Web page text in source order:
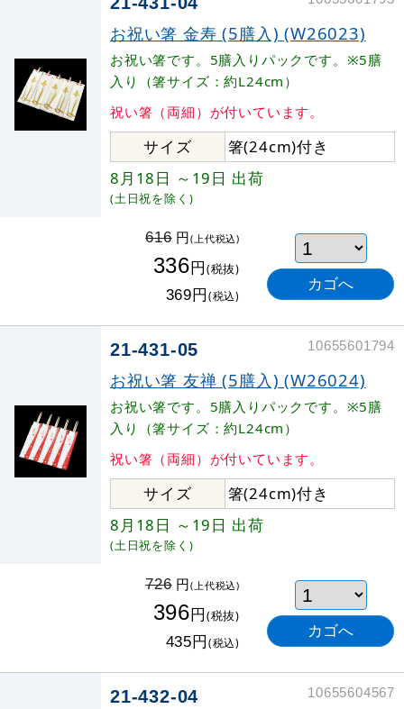
お祝い箸 金寿 (5膳入) (W26023)
お祝い箸です。5膳入りパックです。※5膳
入り（箸サイズ：約L24cm）
祝い箸（両細）が付いています。
サイズ
箸(24cm)付き
8月18日 ～19日 出荷
(土日祝を除く)
616円(上代税込)
336円(税抜)
369円(税込)
21-431-05 10655601794
お祝い箸 友禅 (5膳入) (W26024)
お祝い箸です。5膳入りパックです。※5膳
入り（箸サイズ：約L24cm）
祝い箸（両細）が付いています。
サイズ
箸(24cm)付き
8月18日 ～19日 出荷
(土日祝を除く)
726円(上代税込)
396円(税抜)
435円(税込)
21-432-04 10655604567